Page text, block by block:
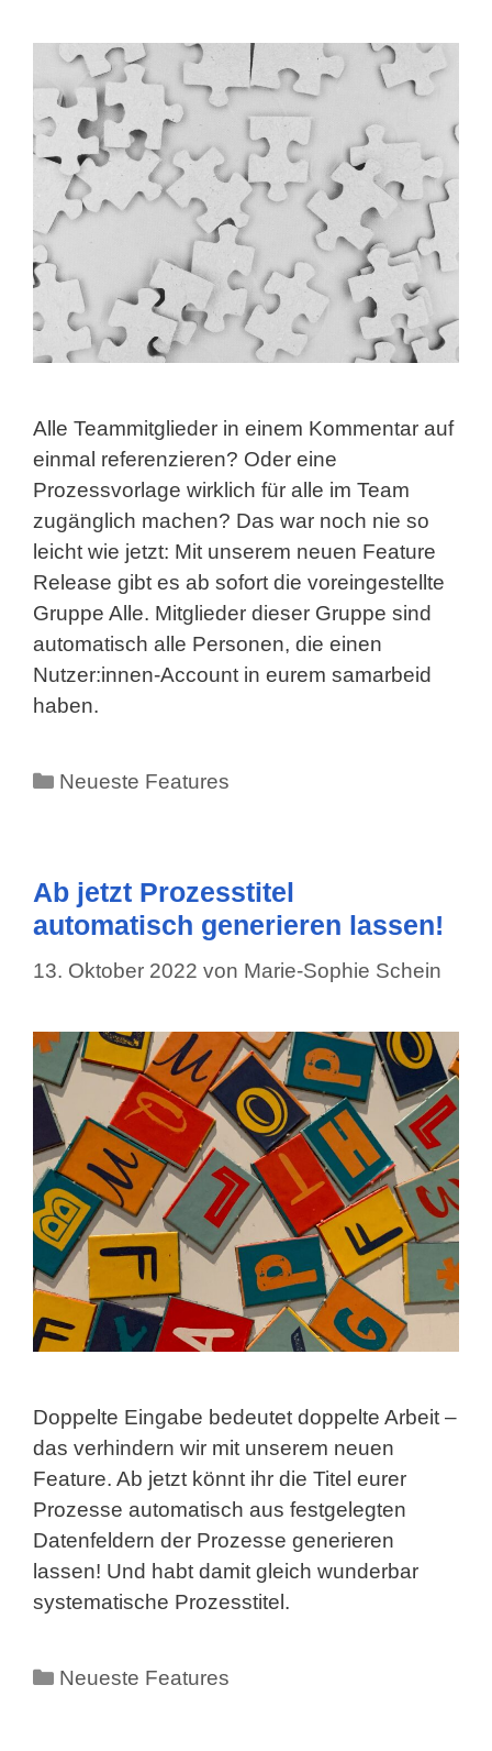
Alle Teammitglieder in einem Kommentar auf
einmal referenzieren? Oder eine
Prozessvorlage wirklich für alle im Team
zugänglich machen? Das war noch nie so
leicht wie jetzt: Mit unserem neuen Feature
Release gibt es ab sofort die voreingestellte
Gruppe Alle. Mitglieder dieser Gruppe sind
automatisch alle Personen, die einen
Nutzer:innen-Account in eurem samarbeid
haben.
Kategorien
Neueste Features
Ab jetzt Prozesstitel
automatisch generieren lassen!
13. Oktober 2022 von Marie-Sophie Schein
Doppelte Eingabe bedeutet doppelte Arbeit –
das verhindern wir mit unserem neuen
Feature. Ab jetzt könnt ihr die Titel eurer
Prozesse automatisch aus festgelegten
Datenfeldern der Prozesse generieren
lassen! Und habt damit gleich wunderbar
systematische Prozesstitel.
Kategorien
Neueste Features